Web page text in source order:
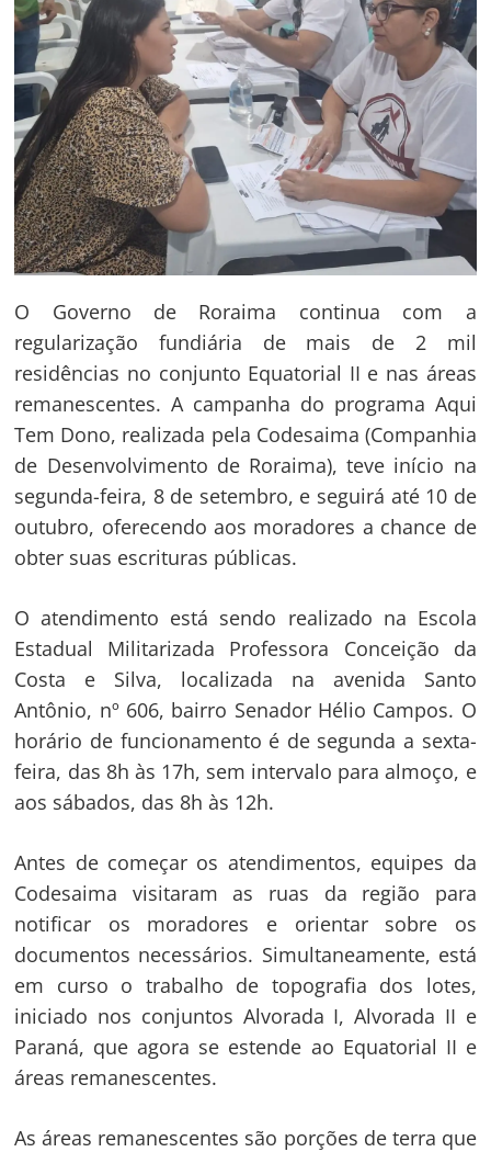
O Governo de Roraima continua com a
regularização fundiária de mais de 2 mil
residências no conjunto Equatorial II e nas áreas
remanescentes. A campanha do programa Aqui
Tem Dono, realizada pela Codesaima (Companhia
de Desenvolvimento de Roraima), teve início na
segunda-feira, 8 de setembro, e seguirá até 10 de
outubro, oferecendo aos moradores a chance de
obter suas escrituras públicas.
O atendimento está sendo realizado na Escola
Estadual Militarizada Professora Conceição da
Costa e Silva, localizada na avenida Santo
Antônio, nº 606, bairro Senador Hélio Campos. O
horário de funcionamento é de segunda a sexta-
feira, das 8h às 17h, sem intervalo para almoço, e
aos sábados, das 8h às 12h.
Antes de começar os atendimentos, equipes da
Codesaima visitaram as ruas da região para
notificar os moradores e orientar sobre os
documentos necessários. Simultaneamente, está
em curso o trabalho de topografia dos lotes,
iniciado nos conjuntos Alvorada I, Alvorada II e
Paraná, que agora se estende ao Equatorial II e
áreas remanescentes.
As áreas remanescentes são porções de terra que